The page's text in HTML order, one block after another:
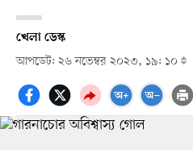
খেলা ডেস্ক
আপডেট: ২৬ নভেম্বর ২০২৩, ১৯: ১০